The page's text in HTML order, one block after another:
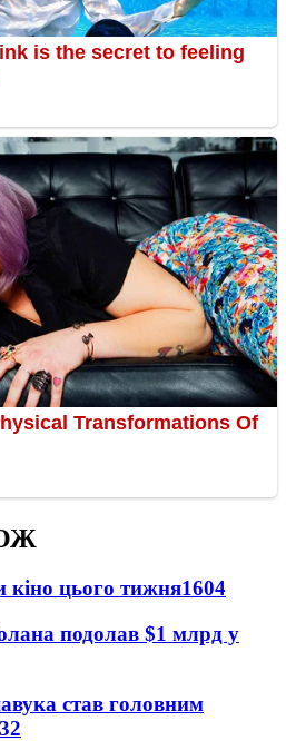
кіно цього тижня1604
подолав $1 млрд у
став головним